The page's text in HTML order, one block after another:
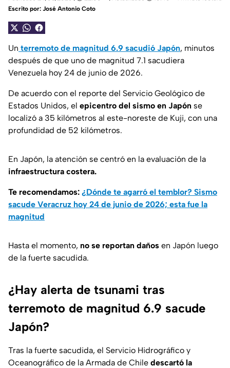
Escrito por: José Antonio Coto
Un terremoto de magnitud 6.9 sacudió Japón, minutos
después de que uno de magnitud 7.1 sacudiera
Venezuela hoy 24 de junio de 2026.
De acuerdo con el reporte del Servicio Geológico de
Estados Unidos, el epicentro del sismo en Japón se
localizó a 35 kilómetros al este-noreste de Kuji, con una
profundidad de 52 kilómetros.
En Japón, la atención se centró en la evaluación de la
infraestructura costera.
Te recomendamos: ¿Dónde te agarró el temblor? Sismo
sacude Veracruz hoy 24 de junio de 2026; esta fue la
magnitud
Hasta el momento, no se reportan daños en Japón luego
de la fuerte sacudida.
¿Hay alerta de tsunami tras
terremoto de magnitud 6.9 sacude
Japón?
Tras la fuerte sacudida, el Servicio Hidrográfico y
Oceanográfico de la Armada de Chile descartó la